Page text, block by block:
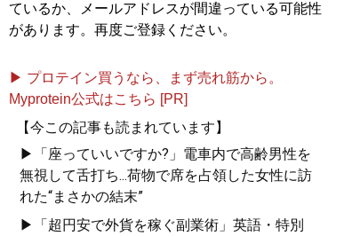
ているか、メールアドレスが間違っている可能性
があります。再度ご登録ください。
▶ プロテイン買うなら、まず売れ筋から。
Myprotein公式はこちら [PR]
【今この記事も読まれています】
▶「座っていいですか?」電車内で高齢男性を
無視して舌打ち...荷物で席を占領した女性に訪
れた“まさかの結末”
▶「超円安で外貨を稼ぐ副業術」英語・特別